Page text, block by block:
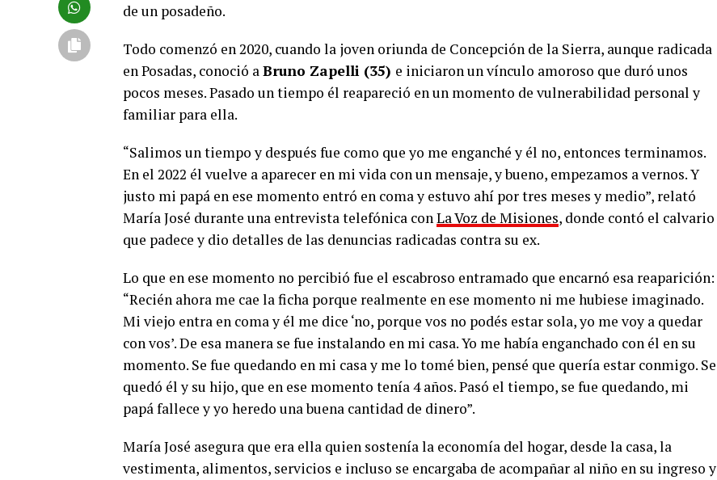
de un posadeño.
Todo comenzó en 2020, cuando la joven oriunda de Concepción de la Sierra, aunque radicada
en Posadas, conoció aBruno Zapelli (35) e iniciaron un vínculo amoroso que duró unos
pocos meses. Pasado un tiempo él reapareció en un momento de vulnerabilidad personal y
familiar para ella.
“Salimos un tiempo y después fue como que yo me enganché y él no, entonces terminamos.
En el 2022 él vuelve a aparecer en mi vida con un mensaje, y bueno, empezamos a vernos. Y
justo mi papá en ese momento entró en coma y estuvo ahí por tres meses y medio”, relató
María José durante una entrevista telefónica conLa Voz de Misiones, donde contó el calvario
que padece y dio detalles de las denuncias radicadas contra su ex.
Lo que en ese momento no percibió fue el escabroso entramado que encarnó esa reaparición:
“Recién ahora me cae la ficha porque realmente en ese momento ni me hubiese imaginado.
Mi viejo entra en coma y él me dice ‘no, porque vos no podés estar sola, yo me voy a quedar
con vos’. De esa manera se fue instalando en mi casa. Yo me había enganchado con él en su
momento. Se fue quedando en mi casa y me lo tomé bien, pensé que quería estar conmigo. Se
quedó él y su hijo, que en ese momento tenía 4 años. Pasó el tiempo, se fue quedando, mi
papá fallece y yo heredo una buena cantidad de dinero”.
María José asegura que era ella quien sostenía la economía del hogar, desde la casa, la
vestimenta, alimentos, servicios e incluso se encargaba de acompañar al niño en su ingreso y